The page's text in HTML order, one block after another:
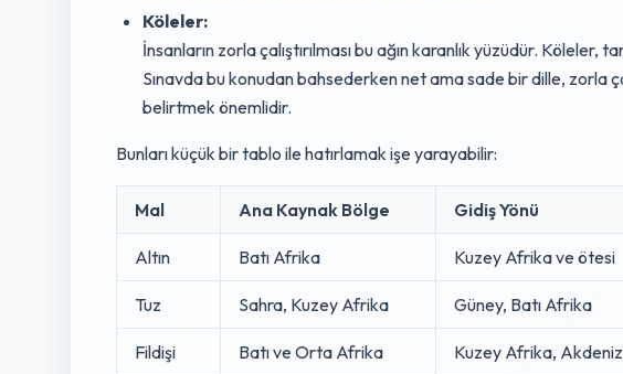
Köleler:
İnsanların zorla çalıştırılması bu ağın karanlık yüzüdür. Köleler,
Sınavda bu konudan bahsederken net ama sade bir dille, zorla
belirtmek önemlidir.
Bunları küçük bir tablo ile hatırlamak işe yarayabilir:
Mal Ana Kaynak Bölge Gidiş Yönü
Altın Batı Afrika Kuzey Afrika ve ötesi
Tuz Sahra, Kuzey Afrika Güney, Batı Afrika
Fildişi Batı ve Orta Afrika Kuzey Afrika, Akdeniz